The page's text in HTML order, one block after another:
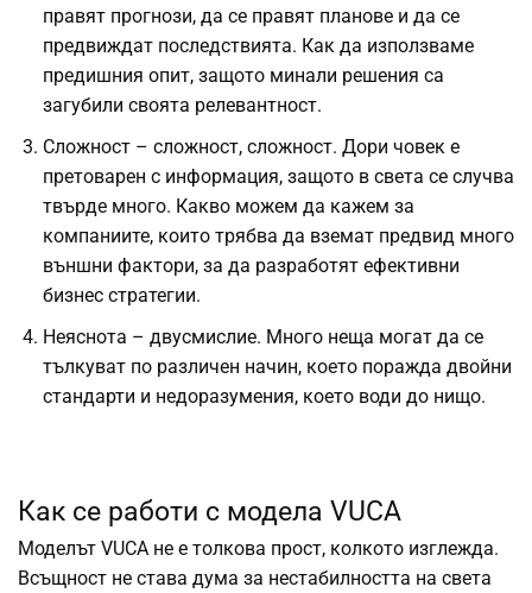
правят прогнози, да се правят планове и да се
предвиждат последствията. Как да използваме
предишния опит, защото минали решения са
загубили своята релевантност.
Сложност – сложност, сложност. Дори човек е
претоварен с информация, защото в света се случва
твърде много. Какво можем да кажем за
компаниите, които трябва да вземат предвид много
външни фактори, за да разработят ефективни
бизнес стратегии.
Неяснота – двусмислие. Много неща могат да се
тълкуват по различен начин, което поражда двойни
стандарти и недоразумения, което води до нищо.
Как се работи с модела VUCA
Моделът VUCA не е толкова прост, колкото изглежда.
Всъщност не става дума за нестабилността на света